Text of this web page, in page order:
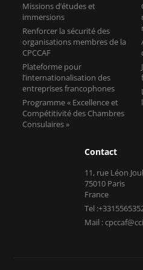
Missions d’études et
immersions
Renforcer la sécurité des
organisations membres de la
CPCCAF
Plateforme pour
l’internationalisation des
entreprises francophones
Programme « Excellence et
Compétitivité des Chambres
Consulaires »
Contact
11, rue Léon
75010 Paris
France
Tel
Mail :